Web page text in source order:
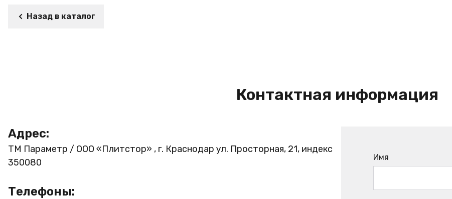
Назад в каталог
Контактная информация
Адрес:
ТМ Параметр / ООО «Плитстор» , г. Краснодар ул. Просторная, 21, индекс
350080
Телефоны:
Имя